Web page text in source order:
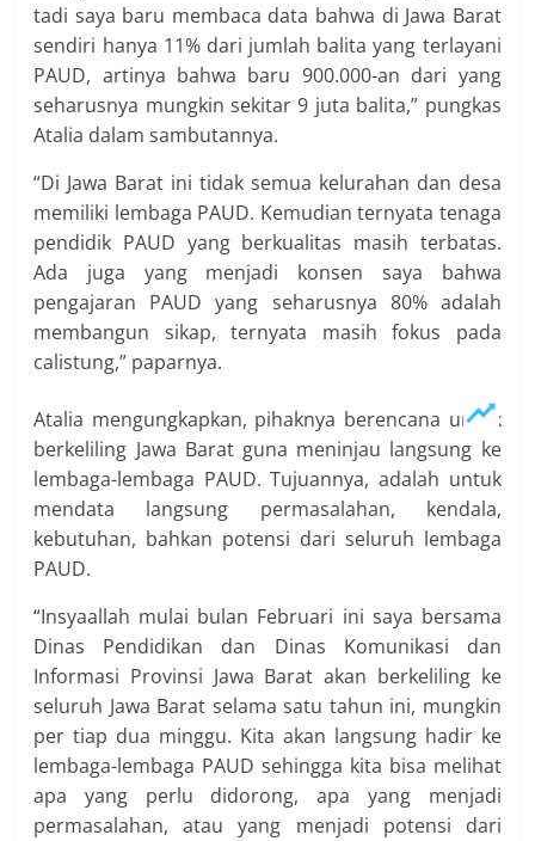
tadi saya baru membaca data bahwa di Jawa Barat
sendiri hanya 11% dari jumlah balita yang terlayani
PAUD, artinya bahwa baru 900.000-an dari yang
seharusnya mungkin sekitar 9 juta balita,” pungkas
Atalia dalam sambutannya.
“Di Jawa Barat ini tidak semua kelurahan dan desa
memiliki lembaga PAUD. Kemudian ternyata tenaga
pendidik PAUD yang berkualitas masih terbatas.
Ada juga yang menjadi konsen saya bahwa
pengajaran PAUD yang seharusnya 80% adalah
membangun sikap, ternyata masih fokus pada
calistung,” paparnya.
Atalia mengungkapkan, pihaknya berencana untuk
berkeliling Jawa Barat guna meninjau langsung ke
lembaga-lembaga PAUD. Tujuannya, adalah untuk
mendata langsung permasalahan, kendala,
kebutuhan, bahkan potensi dari seluruh lembaga
PAUD.
“Insyaallah mulai bulan Februari ini saya bersama
Dinas Pendidikan dan Dinas Komunikasi dan
Informasi Provinsi Jawa Barat akan berkeliling ke
seluruh Jawa Barat selama satu tahun ini, mungkin
per tiap dua minggu. Kita akan langsung hadir ke
lembaga-lembaga PAUD sehingga kita bisa melihat
apa yang perlu didorong, apa yang menjadi
permasalahan, atau yang menjadi potensi dari